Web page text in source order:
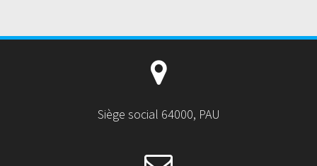
Siège social 64000, PAU